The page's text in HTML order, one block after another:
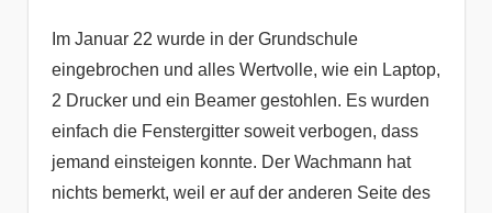
Im Januar 22 wurde in der Grundschule
eingebrochen und alles Wertvolle, wie ein Laptop,
2 Drucker und ein Beamer gestohlen. Es wurden
einfach die Fenstergitter soweit verbogen, dass
jemand einsteigen konnte. Der Wachmann hat
nichts bemerkt, weil er auf der anderen Seite des